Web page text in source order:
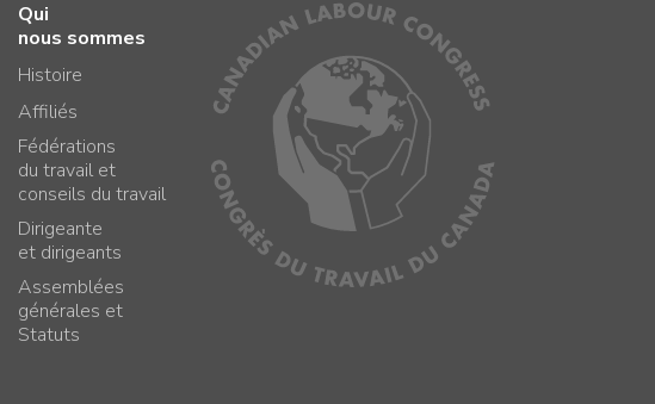
Qui
nous sommes
Histoire
Affiliés
Fédérations
du travail et
conseils du travail
Dirigeante
et dirigeants
Assemblées
générales et
Statuts